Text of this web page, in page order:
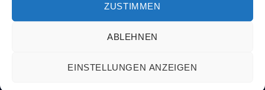
ZUSTIMMEN
ABLEHNEN
EINSTELLUNGEN ANZEIGEN
Dr. Erik Mustermann